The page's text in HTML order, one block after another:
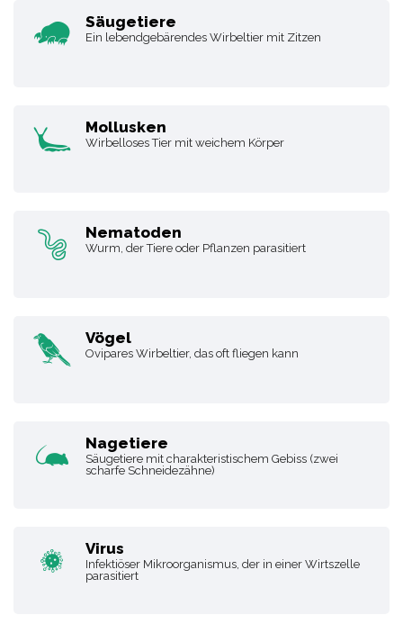
Säugetiere
Ein lebendgebärendes Wirbeltier mit Zitzen
Mollusken
Wirbelloses Tier mit weichem Körper
Nematoden
Wurm, der Tiere oder Pflanzen parasitiert
Vögel
Ovipares Wirbeltier, das oft fliegen kann
Nagetiere
Säugetiere mit charakteristischem Gebiss (zwei
scharfe Schneidezähne)
Virus
Infektiöser Mikroorganismus, der in einer Wirtszelle
parasitiert